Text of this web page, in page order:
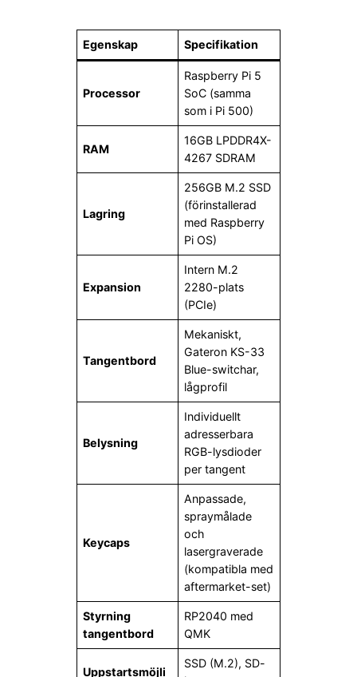
Egenskap Specifikation
Processor
Raspberry Pi 5
SoC (samma
som i Pi 500)
RAM
16GB LPDDR4X-
4267 SDRAM
Lagring
256GB M.2 SSD
(förinstallerad
med Raspberry
Pi OS)
Expansion
Intern M.2
2280-plats
(PCIe)
Tangentbord
Mekaniskt,
Gateron KS-33
Blue-switchar,
lågprofil
Belysning
Individuellt
adresserbara
RGB-lysdioder
per tangent
Keycaps
Anpassade,
spraymålade
och
lasergraverade
(kompatibla med
aftermarket-set)
Styrning
tangentbord
RP2040 med
QMK
Uppstartsmöjli
SSD (M.2), SD-